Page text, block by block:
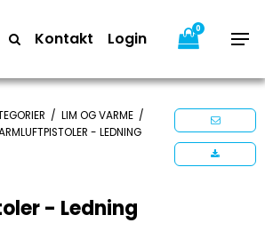
Kontakt Login 0
/ LIM OG VARME /
- LEDNING
- Ledning